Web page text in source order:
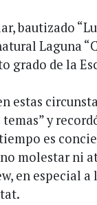
bautizado
Laguna
grado de la
estas
y
es
molestar ni
en especial a